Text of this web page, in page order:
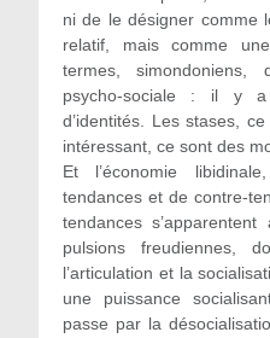
ni de le désigner comme
relatif, mais comme
termes, simondoniens,
psycho-sociale : il y
d’identités. Les stases,
intéressant, ce sont des
Et l’économie
tendances et de contre-
tendances
pulsions freudiennes,
l’articulation et la
une puissance
passe par la